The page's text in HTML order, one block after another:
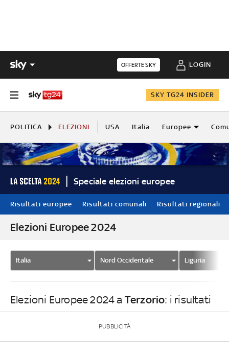
OFFERTE SKY LOGIN
SKY TG24 INSIDER
POLITICA ELEZIONI USA Italia Europee
Speciale elezioni europee
Risultati europee Risultati comunali Risultati regionali
Elezioni Europee 2024
Italia Nord Occidentale Liguria
Elezioni Europee 2024 a Terzorio: i risultati
PUBBLICITÀ